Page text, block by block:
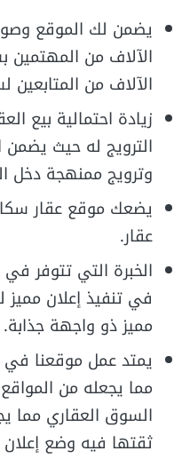
يضمن لك الموقع
الآلاف من
الآلاف من المتابعين
زيادة احتمالية بيع
الترويج له حيث
وترويج ممنهجة دخل
يضعك موقع عقار
عقار.
الخبرة التي تتوفر
في تنفيذ إعلان مميز
مميز ذو واجهة جذابة.
يمتد عمل موقعنا في
مما يجعله من
السوق العقاري مما
ثقتها فيه وضع إعلان